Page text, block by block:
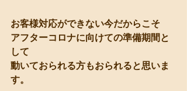
お客様対応ができない今だからこそ
アフターコロナに向けての準備期間と
して
動いておられる方もおられると思いま
す。